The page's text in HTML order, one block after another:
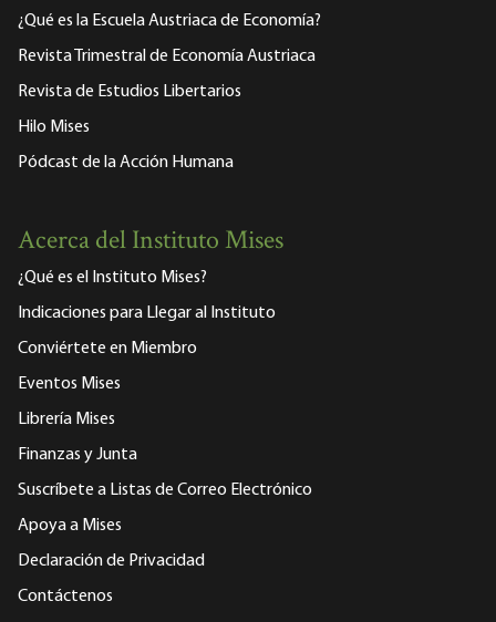
¿Qué es la Escuela Austriaca de Economía?
Revista Trimestral de Economía Austriaca
Revista de Estudios Libertarios
Hilo Mises
Pódcast de la Acción Humana
Acerca del Instituto Mises
¿Qué es el Instituto Mises?
Indicaciones para Llegar al Instituto
Conviértete en Miembro
Eventos Mises
Librería Mises
Finanzas y Junta
Suscríbete a Listas de Correo Electrónico
Apoya a Mises
Declaración de Privacidad
Contáctenos